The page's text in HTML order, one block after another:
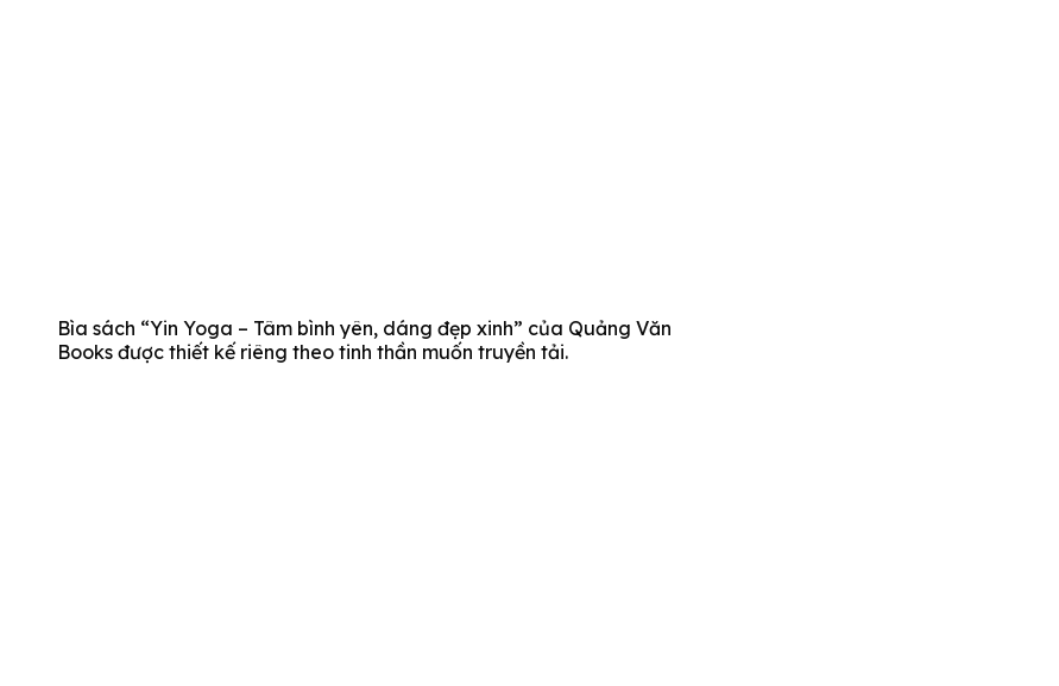
Bìa sách “Yin Yoga – Tâm bình yên, dáng đẹp xinh” của Quảng Văn
Books được thiết kế riêng theo tinh thần muốn truyền tải.